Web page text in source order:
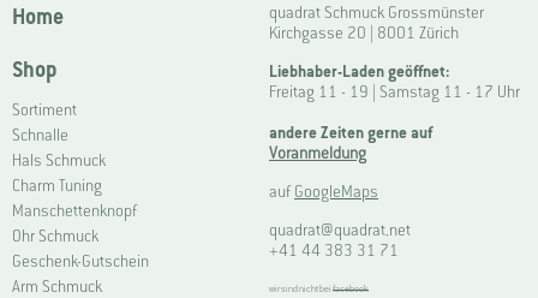
Home
Shop
Sortiment
Schnalle
Hals Schmuck
Charm Tuning
Manschettenknopf
Ohr Schmuck
Geschenk-Gutschein
Arm Schmuck
quadrat Schmuck Grossmünster
Kirchgasse 20 | 8001 Zürich
Liebhaber-Laden geöffnet:
Freitag 11 - 19 | Samstag 11 - 17 Uhr
andere Zeiten gerne auf
Voranmeldung
auf GoogleMaps
quadrat@quadrat.net
+41 44 383 31 71
wir sind nicht bei facebook